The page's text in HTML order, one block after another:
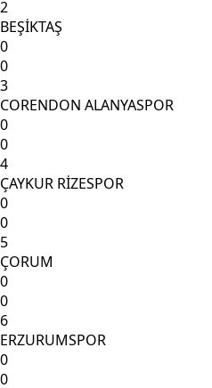
2
BEŞİKTAŞ
0
0
3
CORENDON ALANYASPOR
0
0
4
ÇAYKUR RİZESPOR
0
0
5
ÇORUM
0
0
6
ERZURUMSPOR
0
0